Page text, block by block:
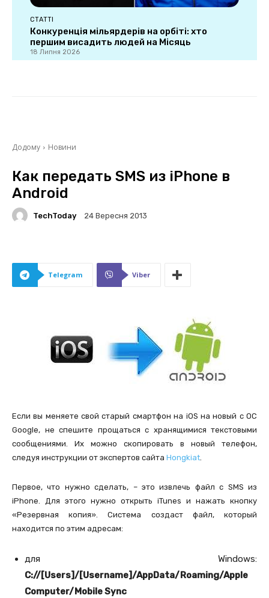
СТАТТІ
Конкуренція мільярдерів на орбіті: хто
першим висадить людей на Місяць
18 Липня 2026